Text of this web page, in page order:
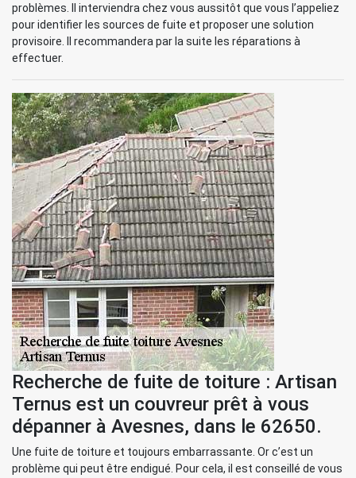
problèmes. Il interviendra chez vous aussitôt que vous l’appeliez
pour identifier les sources de fuite et proposer une solution
provisoire. Il recommandera par la suite les réparations à
effectuer.
Recherche de fuite de toiture : Artisan
Ternus est un couvreur prêt à vous
dépanner à Avesnes, dans le 62650.
Une fuite de toiture et toujours embarrassante. Or c’est un
problème qui peut être endigué. Pour cela, il est conseillé de vous